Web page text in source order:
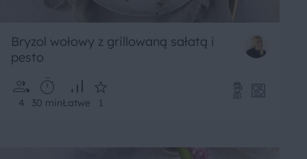
Bryzol wołowy z grillowaną sałatą i
pesto
4 30 minŁatwe 1